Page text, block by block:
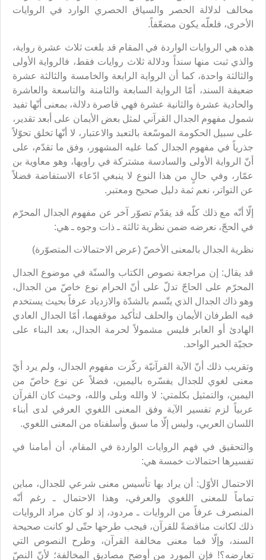
مخالف لدلالة الحصر والسياق الحصري الوارد في الروايات
الأخرى، فلعلّه يكون مضعّفاً.
هذه هي الروايات الواردة في المقام قد بلغت ثلاث عشرة رواية،
والذي ثبت منها سنداً ودلالة ثلاث روايات فقط، فالرواية الأولى
والثالثة واحدة، كما أن الرواية الرابعة والخامسة والثالثة عشرة
ضعيفة السند، أمّا الرواية السابعة والثامنة والتاسعة والعاشرة
والحادية عشرة والثانية عشرة فهي قاصرة دلالة، بمعنى أنّها تفيد
شمول مفهوم الجدال القرآني لمثل بعض الأيمان على أبعد تقدير،
على سبيل الحكومة الموسّعة بالتعبد والاعتبار، لا أنّها تخلق تحوّلاً
جذرياً في مفهوم الجدال كما عليه المشهور، وفق ما تقدّم، على
أنّ الرواية الأولى والسادسة مشتركة في راويها، وهو معاوية بن
عمّار، وفي حالٍ من هذا النوع لا ينبغي ادّعاء الاستفاضة فضلاً
عن التواتر، نعم ثمة دليل صحيح ومعتبر.
إلّا أنّه مع ذلك كلّه قد يقدّم تصوّر آخر عن مفهوم الجدال المحرّم
في الحجّ، نعرضه ضمن نظرية ثالثة ـ ذات وجوه ـ هي:
نظرية الجدال بالمعنى الأخصّ (عرض الاحتمالات المتصوّرة)
قد يقال: إن مراجعة نصوص الكتاب والسنّة في موضوع الجدال
المحرّم على الحاجّ تدلّ على أنّ الحرام نوع خاصّ من الجدال،
وهو ذاك الجدال الذي يتّسم بالشدّة والازدياد عرفاً بحيث يستخدم
فيه الطرفان الأيمان والحلف لتأكيد موقفهما، أمّا الجدال العادي
الهادئ أو العابر فليس مشمولاً لحرمة الجدال، بعد البناء على
حجيّة الخبر الواحد.
وتقريب ذلك أنّ الآية القرآنيّة ركّزت مفهوم الجدال، ولم يرد أيّ
معنى لغوي للجدال يفسّره باليمين، فضلاً عن نوع خاصّ من
اليمين، والتمثيل بكلمتي: لا والله وبلى والله، وحيث كان القرآن
عربياً لزم تفسير الآية وفق المعنى اللغوي العرفي لدى أبناء
اللسان العربي، وليس إلّا ما سبق وأسلفناه من المعنى اللغوي.
والتحقيق في فهم الروايات الواردة في المقام، أن أمامنا في
تفسيرها احتمالات خمسة هي:
الاحتمال الأوّل: أن يراد بها تأسيس معنى شرعي للجدال، مباين
تماماً للمعنى اللغوي والعرفي، وهذا الاحتمال ـ رغم أنّه
المنصرف عرفاً من الروايات ـ مردود، إذ لو كان مراد الروايات
ذلك لكانت مناقضةً للقرآن، فيجب طرحها حتّى لو كانت صحيحة
السند، وإلّا فما معنى مخالفة القرآن، وطرح النصوص التي
تعارضه؟! فإن المورد من أوضح مصاديق المخالفة؛ لأنّ النصّ